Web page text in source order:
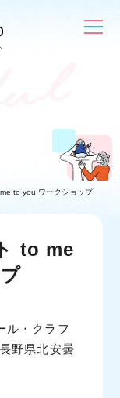
to you ワークショップ
to me
ル・クラフ
野県北安曇